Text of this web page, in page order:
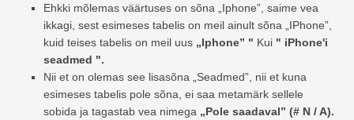
Ehkki mõlemas väärtuses on sõna „Iphone”, saime vea
ikkagi, sest esimeses tabelis on meil ainult sõna „IPhone”,
kuid teises tabelis on meil uus „Iphone” " Kui " iPhone'i
seadmed ".
Nii et on olemas see lisasõna „Seadmed”, nii et kuna
esimeses tabelis pole sõna, ei saa metamärk sellele
sobida ja tagastab vea nimega „Pole saadaval” (# N / A).